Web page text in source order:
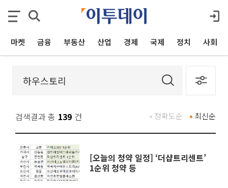
마켓 금융 부동산 산업 경제 국제 정치 사회
검색결과 총 139 건 최신순
정확도순
[오늘의 청약 일정] ‘더샵트리센트’
1순위 청약 등